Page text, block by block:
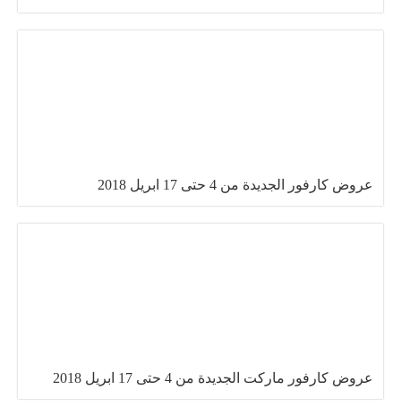
عروض كارفور الجديدة من 4 حتى 17 ابريل 2018
عروض كارفور ماركت الجديدة من 4 حتى 17 ابريل 2018